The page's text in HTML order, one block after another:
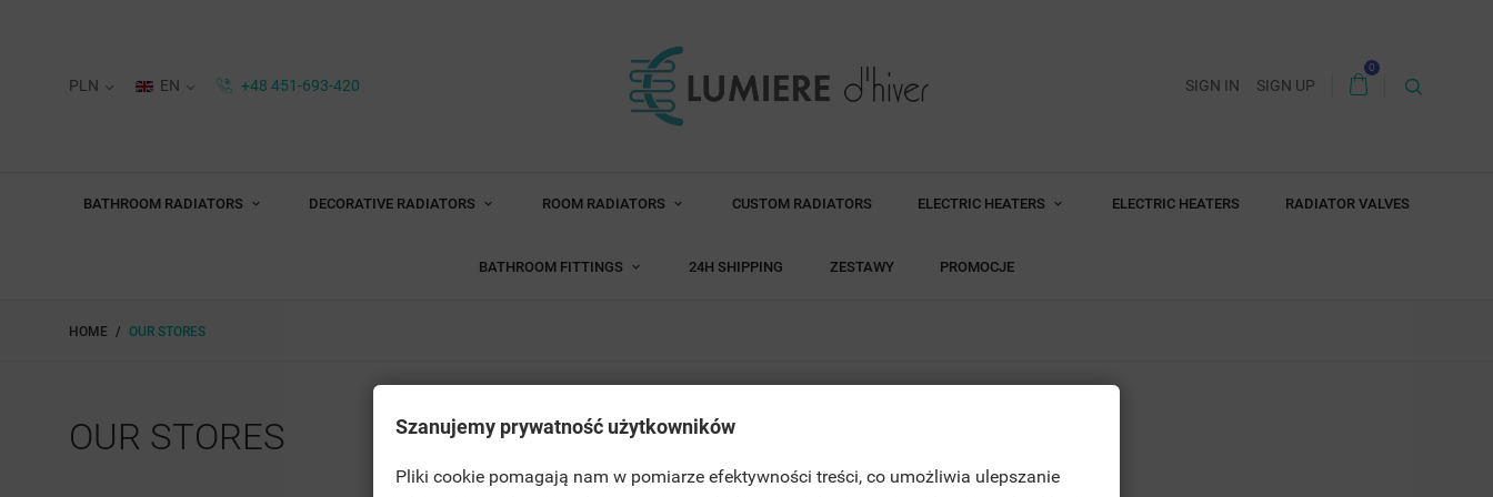
PLN EN +48 451-693-420 SIGN IN SIGN UP
0
BATHROOM RADIATORS DECORATIVE RADIATORS ROOM RADIATORS CUSTOM RADIATORS ELECTRIC HEATERS ELECTRIC HEATERS RADIATOR VALVES
BATHROOM FITTINGS 24H SHIPPING ZESTAWY PROMOCJE
HOME OUR STORES
OUR STORES Szanujemy prywatność użytkowników
Pliki cookie pomagają nam w pomiarze efektywności treści, co umożliwia ulepszanie